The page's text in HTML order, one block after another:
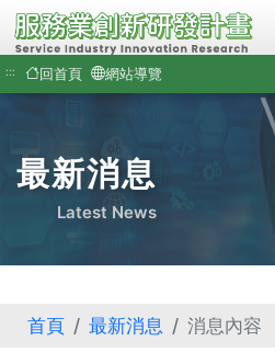
::: 回首頁 網站導覽
最新消息
Latest News
首頁 最新消息 消息內容